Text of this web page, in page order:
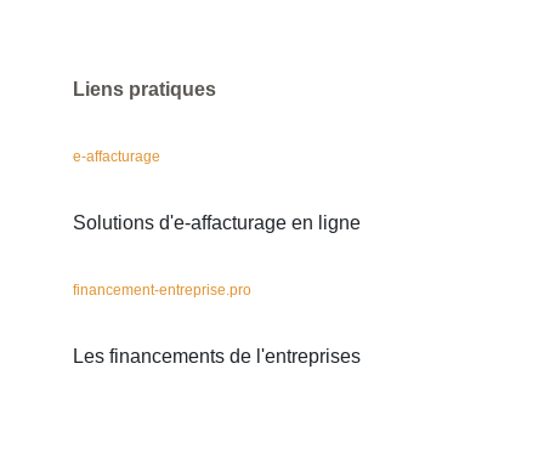
Liens pratiques
e-affacturage
Solutions d'e-affacturage en ligne
financement-entreprise.pro
Les financements de l'entreprises